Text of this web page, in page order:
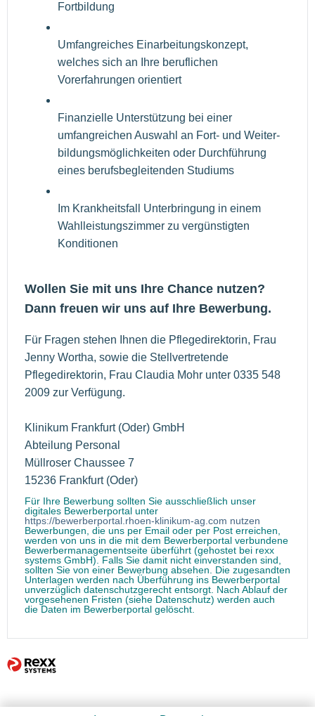
Fortbildung
Umfangreiches Einarbeitungskonzept,
welches sich an Ihre beruflichen
Vorerfahrungen orientiert
Finanzielle Unterstützung bei einer
umfangreichen Auswahl an Fort- und Weiter-
bildungsmöglichkeiten oder Durchführung
eines berufsbegleitenden Studiums
Im Krankheitsfall Unterbringung in einem
Wahlleistungszimmer zu vergünstigten
Konditionen
Wollen Sie mit uns Ihre Chance nutzen?
Dann freuen wir uns auf Ihre Bewerbung.
Für Fragen stehen Ihnen die Pflegedirektorin, Frau
Jenny Wortha, sowie die Stellvertretende
Pflegedirektorin, Frau Claudia Mohr unter 0335 548
2009 zur Verfügung.
Klinikum Frankfurt (Oder) GmbH
Abteilung Personal
Müllroser Chaussee 7
15236 Frankfurt (Oder)
Für Ihre Bewerbung sollten Sie ausschließlich unser
digitales Bewerberportal unter
https://bewerberportal.rhoen-klinikum-ag.com nutzen
Bewerbungen, die uns per Email oder per Post erreichen,
werden von uns in die mit dem Bewerberportal verbundene
Bewerbermanagementseite überführt (gehostet bei rexx
systems GmbH). Falls Sie damit nicht einverstanden sind,
sollten Sie von einer Bewerbung absehen. Die zugesandten
Unterlagen werden nach Überführung ins Bewerberportal
unverzüglich datenschutzgerecht entsorgt. Nach Ablauf der
vorgesehenen Fristen (siehe Datenschutz) werden auch
die Daten im Bewerberportal gelöscht.